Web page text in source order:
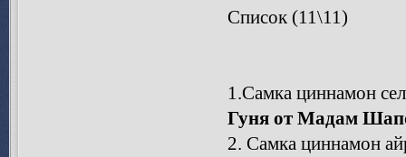
Список (11\11)
1.Самка циннамон
Гуня от Мадам
2. Самка циннамон